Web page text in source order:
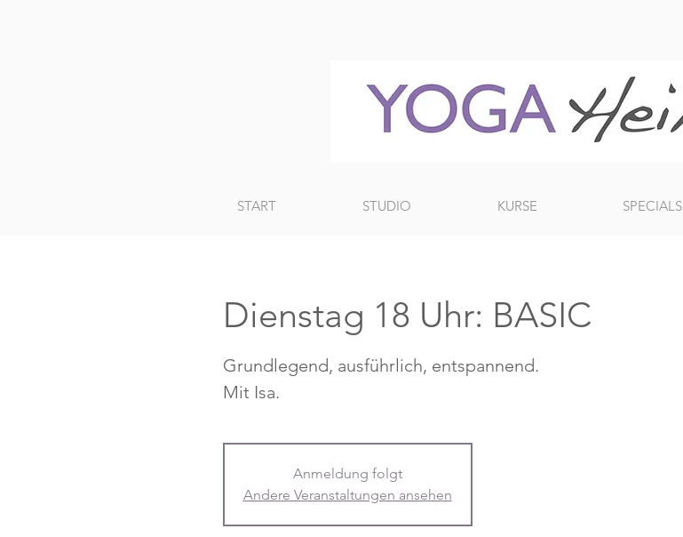
START STUDIO KURSE SPECIALS
Dienstag 18 Uhr: BASIC
Grundlegend, ausführlich, entspannend.
Mit Isa.
Anmeldung folgt
Andere Veranstaltungen ansehen